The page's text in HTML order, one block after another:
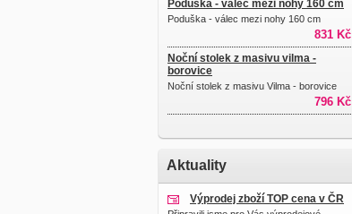
Poduška - válec mezi nohy 160 cm
Poduška - válec mezi nohy 160 cm
831 Kč
Noční stolek z masivu vilma -
borovice
Noční stolek z masivu Vilma - borovice
796 Kč
Aktuality
Výprodej zboží TOP cena v ČR